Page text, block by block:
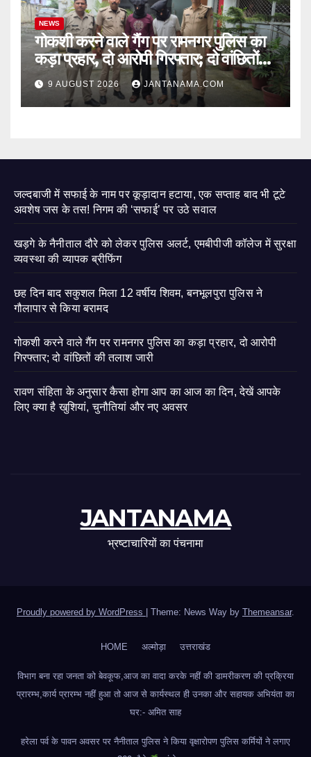
NEWS
गोकशी करने वाले गैंग पर रामनगर पुलिस का
कड़ा प्रहार, दो आरोपी गिरफ्तार; दो वांछितों
की तलाश जारी
9 AUGUST 2026 JANTANAMA.COM
जल्दबाजी में सफाई के नाम पर कूड़ादान हटाया, एक सप्ताह बाद भी टूटे
अवशेष जस के तस! निगम की ‘सफाई’ पर उठे सवाल
खड़गे के नैनीताल दौरे को लेकर पुलिस अलर्ट, एमबीपीजी कॉलेज में सुरक्षा
व्यवस्था की व्यापक ब्रीफिंग
छह दिन बाद सकुशल मिला 12 वर्षीय शिवम, बनभूलपुरा पुलिस ने
गौलापार से किया बरामद
गोकशी करने वाले गैंग पर रामनगर पुलिस का कड़ा प्रहार, दो आरोपी
गिरफ्तार; दो वांछितों की तलाश जारी
रावण संहिता के अनुसार कैसा होगा आप का आज का दिन, देखें आपके
लिए क्या है खुशियां, चुनौतियां और नए अवसर
JANTANAMA
भ्रष्टाचारियों का पंचनामा
Proudly powered by WordPress Theme: News Way by Themeansar.
HOME अल्मोड़ा उत्तराखंड
विभाग बना रहा जनता को बेवकूफ,आज का वादा करके नहीं की डामरीकरण की प्रक्रिया
प्रारम्भ,कार्य प्रारम्भ नहीं हुआ तो आज से कार्यस्थल ही उनका और सहायक अभियंता का
घर:- अमित साह
हरेला पर्व के पावन अवसर पर नैनीताल पुलिस ने किया वृक्षारोपण पुलिस कर्मियों ने लगाए